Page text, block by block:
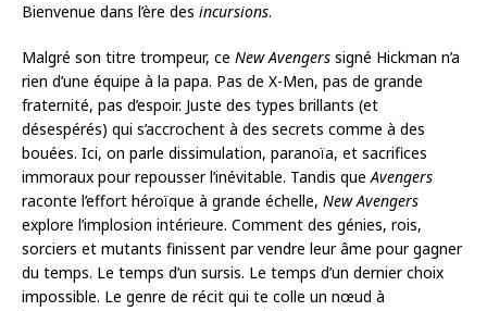
Bienvenue dans l’ère des incursions.
Malgré son titre trompeur, ce New Avengers signé Hickman n’a
rien d’une équipe à la papa. Pas de X-Men, pas de grande
fraternité, pas d’espoir. Juste des types brillants (et
désespérés) qui s’accrochent à des secrets comme à des
bouées. Ici, on parle dissimulation, paranoïa, et sacrifices
immoraux pour repousser l’inévitable. Tandis queAvengers
raconte l’effort héroïque à grande échelle, New Avengers
explore l’implosion intérieure. Comment des génies, rois,
sorciers et mutants finissent par vendre leur âme pour gagner
du temps. Le temps d’un sursis. Le temps d’un dernier choix
impossible. Le genre de récit qui te colle un nœud à